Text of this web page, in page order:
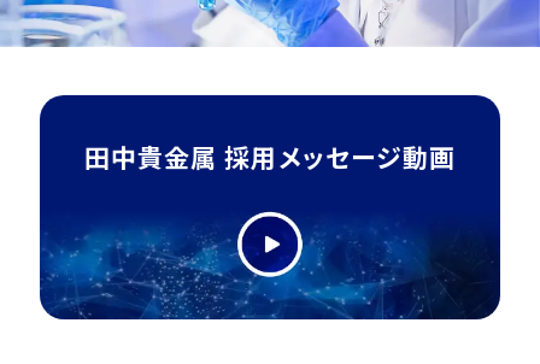
田中貴金属採用メッセージ動画